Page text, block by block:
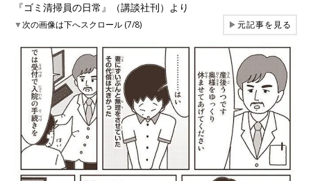
『ゴミ清掃員の日常』（講談社刊）より
▼次の画像は下へスクロール (7/8) ▶元記事を見る